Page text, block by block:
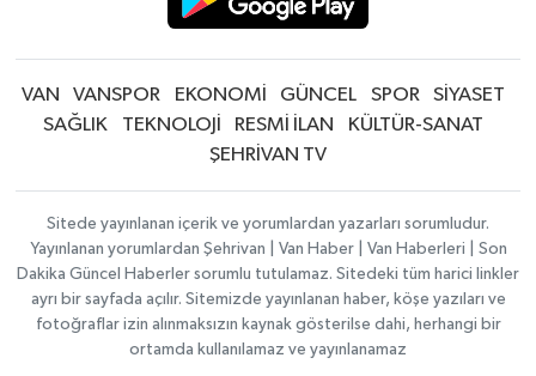
VAN VANSPOR EKONOMİ GÜNCEL SPOR
SİYASET
SAĞLIK
TEKNOLOJİ RESMİ İLAN
KÜLTÜR-SANAT
ŞEHRİVAN TV
Sitede yayınlanan içerik ve yorumlardan yazarları sorumludur.
Yayınlanan yorumlardan Şehrivan | Van Haber | Van Haberleri | Son
Dakika Güncel Haberler sorumlu tutulamaz. Sitedeki tüm harici linkler
ayrı bir sayfada açılır. Sitemizde yayınlanan haber, köşe yazıları ve
fotoğraflar izin alınmaksızın kaynak gösterilse dahi, herhangi bir
ortamda kullanılamaz ve yayınlanamaz